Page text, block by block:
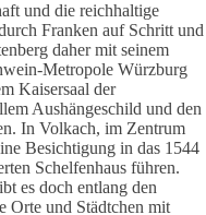
und die reichhaltige
Franken auf Schritt und
daher mit seinem
Metropole Würzburg
Kaisersaal der
Aushängeschild und den
In Volkach, im Zentrum
Besichtigung in das 1544
Schelfenhaus führen.
es doch entlang den
Orte und Städtchen mit